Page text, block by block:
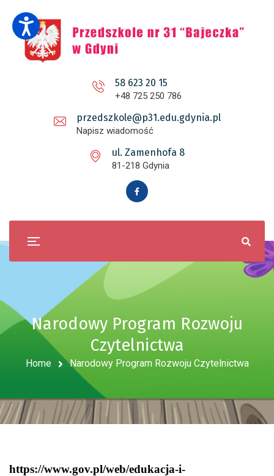
58 623 20 15
+48 725 250 786
przedszkole@p31.edu.gdynia.pl
Napisz wiadomość
ul. Zamenhofa 8
81-218 Gdynia
Narodowy Program Rozwoju
Czytelnictwa
Home Narodowy Program Rozwoju Czytelnictwa
https://www.gov.pl/web/edukacja-i-